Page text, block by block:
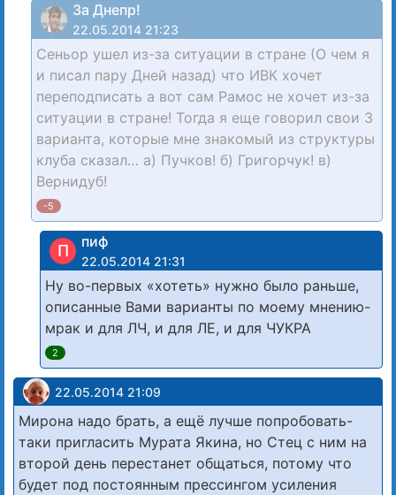
За Днепр!
22.05.2014 21:23
Сеньор ушел из-за ситуации в стране (О чем я
и писал пару Дней назад) что ИВК хочет
переподписать а вот сам Рамос не хочет из-за
ситуации в стране! Тогда я еще говорил свои 3
варианта, которые мне знакомый из структуры
клуба сказал… а) Пучков! б) Григорчук! в)
Вернидуб!
-5
П пиф
22.05.2014 21:31
Ну во-первых «хотеть» нужно было раньше,
описанные Вами варианты по моему мнению-
мрак и для ЛЧ, и для ЛЕ, и для ЧУКРА
2
22.05.2014 21:09
Мирона надо брать, а ещё лучше попробовать-
таки пригласить Мурата Якина, но Стец с ним на
второй день перестанет общаться, потому что
будет под постоянным прессингом усиления